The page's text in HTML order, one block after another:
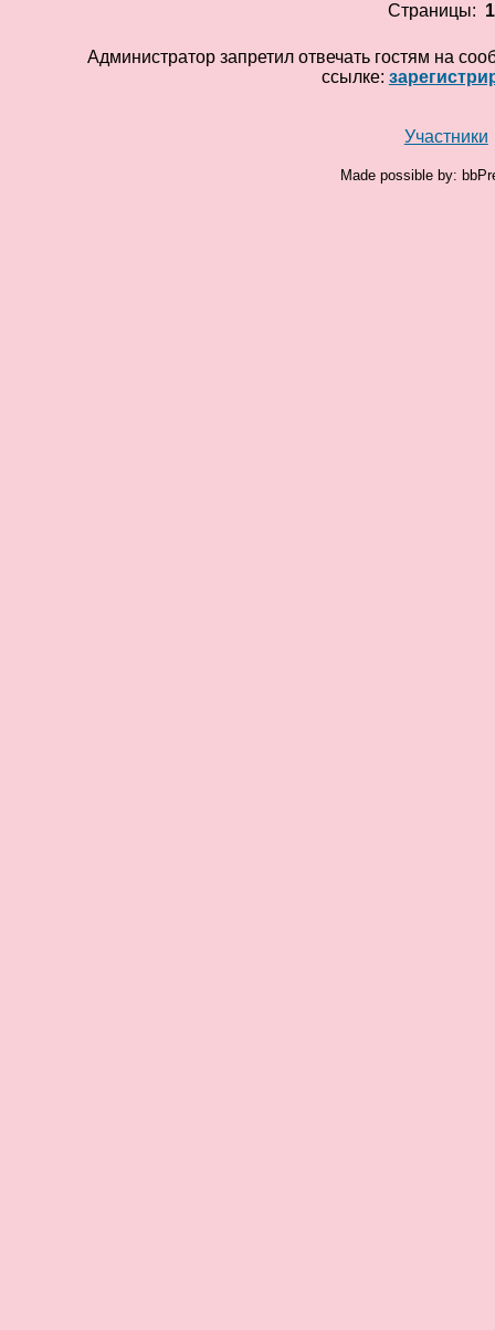
Страницы: 1
Администратор запретил отвечать гостям на
ссылке:
Участники
Made possible by: